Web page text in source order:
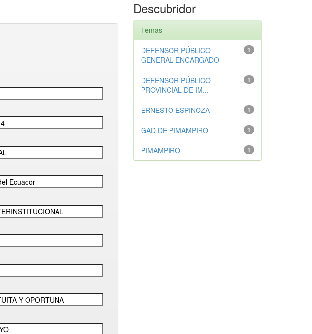
Descubridor
Temas
1
DEFENSOR PÚBLICO
GENERAL ENCARGADO
1
DEFENSOR PÚBLICO
PROVINCIAL DE IM...
1
ERNESTO ESPINOZA
1
GAD DE PIMAMPIRO
1
PIMAMPIRO